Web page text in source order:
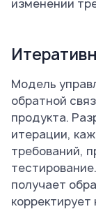
изменении
Модель
обратной
продукта.
итерации,
требований,
получает